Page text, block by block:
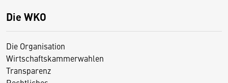
Die WKO
Die Organisation
Wirtschaftskammerwahlen
Transparenz